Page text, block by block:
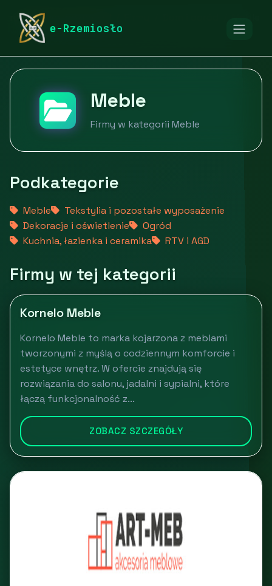
e-Rzemiosło
rymarstwo-poznan.pl
Meble
Firmy w kategorii Meble
Podkategorie
Meble
Tekstylia i pozostałe wyposażenie
Dekoracje i oświetlenie
Ogród
Kuchnia, łazienka i ceramika
RTV i AGD
Firmy w tej kategorii
Kornelo Meble
Kornelo Meble to marka kojarzona z meblami
tworzonymi z myślą o codziennym komforcie i
estetyce wnętrz. W ofercie znajdują się
rozwiązania do salonu, jadalni i sypialni, które
łączą funkcjonalność z...
ZOBACZ SZCZEGÓŁY